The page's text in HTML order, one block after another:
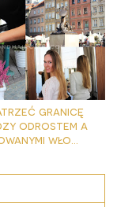
granicę
odrostem a
wło...